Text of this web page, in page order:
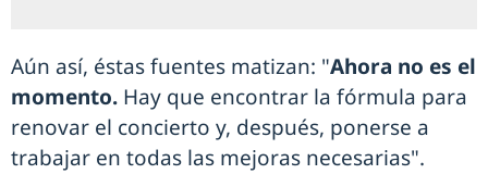
Aún así, éstas fuentes matizan: "Ahora no es el
momento. Hay que encontrar la fórmula para
renovar el concierto y, después, ponerse a
trabajar en todas las mejoras necesarias".